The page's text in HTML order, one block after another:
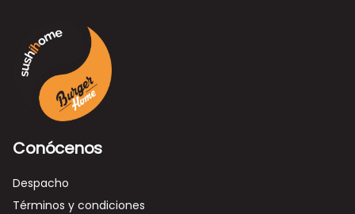
Conócenos
Despacho
Términos y condiciones